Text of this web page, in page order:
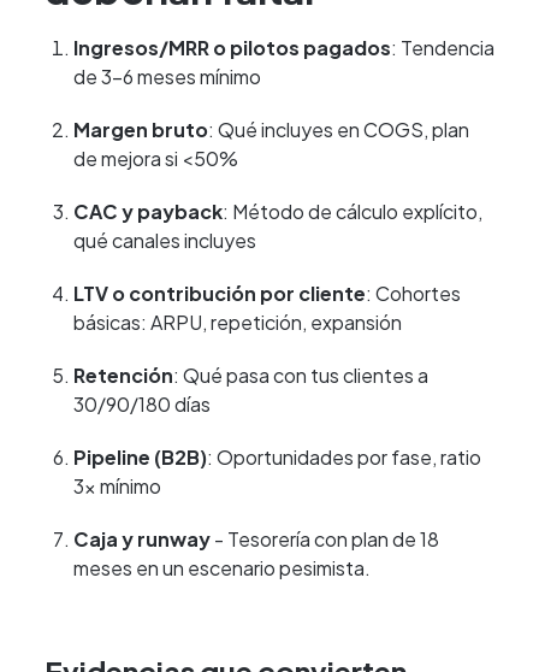
Ingresos/MRR o pilotos pagados: Tendencia
de 3-6 meses mínimo
Margen bruto: Qué incluyes en COGS, plan
de mejora si <50%
CAC y payback: Método de cálculo explícito,
qué canales incluyes
LTV o contribución por cliente: Cohortes
básicas: ARPU, repetición, expansión
Retención: Qué pasa con tus clientes a
30/90/180 días
Pipeline (B2B): Oportunidades por fase, ratio
3x mínimo
Caja y runway- Tesorería con plan de 18
meses en un escenario pesimista.